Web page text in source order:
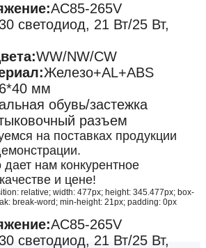
AC85-265V
светодиод, 21 Вт/25 Вт,
WW/NW/CW
Железо+AL+ABS
мм
обувь/застежка
разъем
на поставках продукции
дает нам конкурентное
и цене!
relative; width: 477px; height: 345.477px; box-
break-word; min-height: 21px; padding: 0px
AC85-265V
светодиод, 21 Вт/25 Вт,